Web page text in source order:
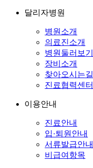
달리자병원
병원소개
의료진소개
병원둘러보기
장비소개
찾아오시는길
진료협력센터
이용안내
진료안내
입·퇴원안내
서류발급안내
비급여항목